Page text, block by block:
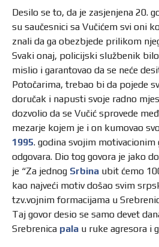
Desilo se to, da je zasjenjena 20.
su saučesnici sa Vučićem svi oni
znali da ga obezbjede prilikom
Svaki onaj, policijski službenik
mislio i garantovao da se neće
Potočarima, trebao bi da pojede
doručak i napusti svoje radno
dozvolio da se Vučić sprovede
mezarje kojem je i on kumovao
1995. godina svojim motivacionim
odgovara. Dio tog govora je jako
je “Za jednog Srbinaubit ćemo
kao najveći motiv došao svim
tzv.vojnim formacijama u
Taj govor desio se samo devet
Srebrenica palau ruke agresora i